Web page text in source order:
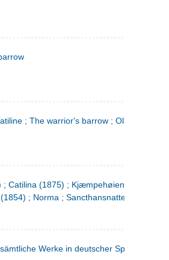
; The warrior's barrow ; Olaf Liljekrans
; Catilina (1875) ; Kjæmpehøien (1850) ;
; Norma ; Sancthansnatten
Werke in deutscher Sprache. 2